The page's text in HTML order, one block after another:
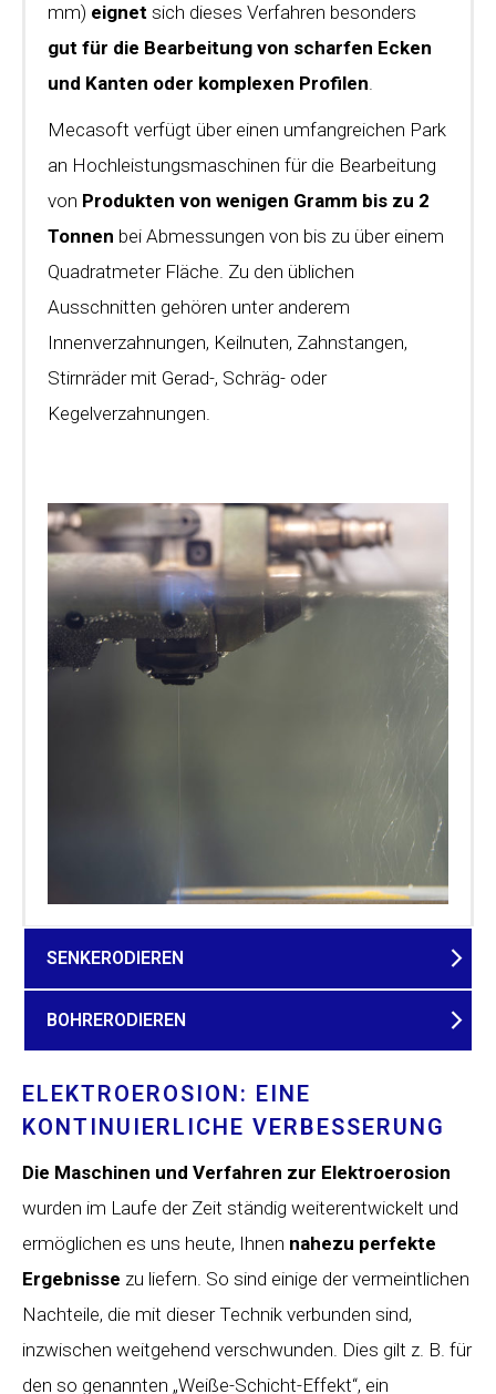
mm) eignet sich dieses Verfahren besonders
gut für die Bearbeitung von scharfen Ecken
und Kanten oder komplexen Profilen.
Mecasoft verfügt über einen umfangreichen Park
an Hochleistungsmaschinen für die Bearbeitung
von Produkten von wenigen Gramm bis zu 2
Tonnen bei Abmessungen von bis zu über einem
Quadratmeter Fläche. Zu den üblichen
Ausschnitten gehören unter anderem
Innenverzahnungen, Keilnuten, Zahnstangen,
Stirnräder mit Gerad-, Schräg- oder
Kegelverzahnungen.
SENKERODIEREN
BOHRERODIEREN
ELEKTROEROSION: EINE
KONTINUIERLICHE VERBESSERUNG
Die Maschinen und Verfahren zur Elektroerosion
wurden im Laufe der Zeit ständig weiterentwickelt und
ermöglichen es uns heute, Ihnen nahezu perfekte
Ergebnisse zu liefern. So sind einige der vermeintlichen
Nachteile, die mit dieser Technik verbunden sind,
inzwischen weitgehend verschwunden. Dies gilt z. B. für
den so genannten „Weiße-Schicht-Effekt“, ein